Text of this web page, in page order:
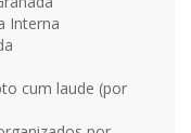
Interna
cum laude (por